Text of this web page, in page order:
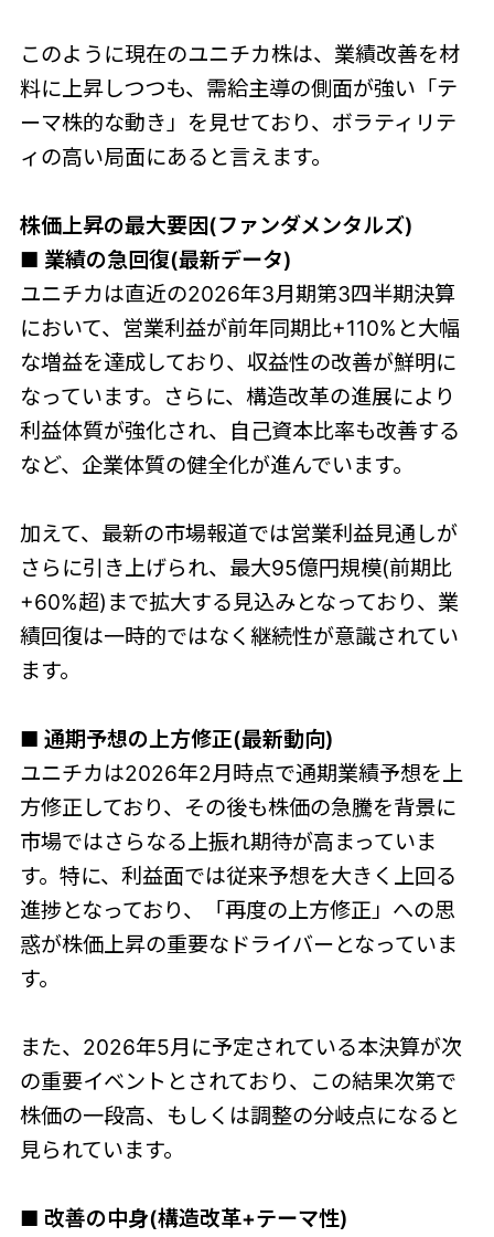
このように現在のユニチカ株は、業績改善を材
料に上昇しつつも、需給主導の側面が強い「テ
ーマ株的な動き」を見せており、ボラティリテ
ィの高い局面にあると言えます。
株価上昇の最大要因(ファンダメンタルズ)
■ 業績の急回復(最新データ)
ユニチカは直近の2026年3月期第3四半期決算
において、営業利益が前年同期比+110%と大幅
な増益を達成しており、収益性の改善が鮮明に
なっています。さらに、構造改革の進展により
利益体質が強化され、自己資本比率も改善する
など、企業体質の健全化が進んでいます。
加えて、最新の市場報道では営業利益見通しが
さらに引き上げられ、最大95億円規模(前期比
+60%超)まで拡大する見込みとなっており、業
績回復は一時的ではなく継続性が意識されてい
ます。
■ 通期予想の上方修正(最新動向)
ユニチカは2026年2月時点で通期業績予想を上
方修正しており、その後も株価の急騰を背景に
市場ではさらなる上振れ期待が高まっていま
す。特に、利益面では従来予想を大きく上回る
進捗となっており、「再度の上方修正」への思
惑が株価上昇の重要なドライバーとなっていま
す。
また、2026年5月に予定されている本決算が次
の重要イベントとされており、この結果次第で
株価の一段高、もしくは調整の分岐点になると
見られています。
■ 改善の中身(構造改革+テーマ性)